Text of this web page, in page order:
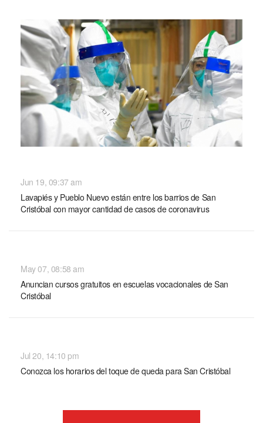
Jun 19, 09:37 am
Lavapiés y Pueblo Nuevo están entre los barrios de San
Cristóbal con mayor cantidad de casos de coronavirus
May 07, 08:58 am
Anuncian cursos gratuitos en escuelas vocacionales de San
Cristóbal
Jul 20, 14:10 pm
Conozca los horarios del toque de queda para San Cristóbal